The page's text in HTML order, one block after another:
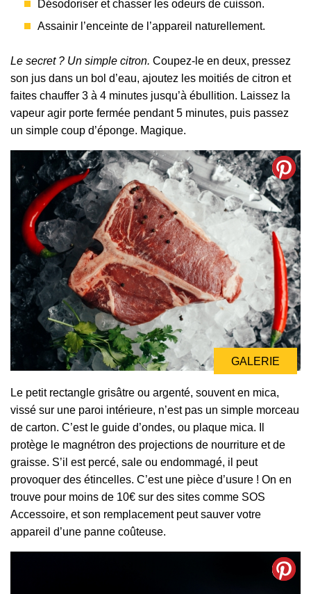
Désodoriser et chasser les odeurs de cuisson.
Assainir l’enceinte de l’appareil naturellement.
Le secret ? Un simple citron. Coupez-le en deux, pressez
son jus dans un bol d’eau, ajoutez les moitiés de citron et
faites chauffer 3 à 4 minutes jusqu’à ébullition. Laissez la
vapeur agir porte fermée pendant 5 minutes, puis passez
un simple coup d’éponge. Magique.
GALERIE
Le petit rectangle grisâtre ou argenté, souvent en mica,
vissé sur une paroi intérieure, n’est pas un simple morceau
de carton. C’est le guide d’ondes, ou plaque mica. Il
protège le magnétron des projections de nourriture et de
graisse. S’il est percé, sale ou endommagé, il peut
provoquer des étincelles. C’est une pièce d’usure ! On en
trouve pour moins de 10€ sur des sites comme SOS
Accessoire, et son remplacement peut sauver votre
appareil d’une panne coûteuse.